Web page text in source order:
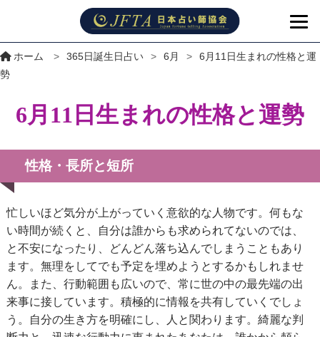
ホーム > 365日誕生日占い > 6月 >
6月11日生まれの性格と運
勢
6月11日生まれの性格と運勢
性格・長所と短所
忙しいほど気分が上がっていく意欲的な人物です。何もな
い時間が続くと、自分は誰からも求められてないのでは、
と不安になったり、どんどん落ち込んでしまうこともあり
ます。無理をしてでも予定を埋めようとするかもしれませ
ん。また、行動範囲も広いので、常に世の中の最先端の出
来事に接しています。積極的に情報を共有していくでしょ
う。自分の生き方を明確にし、人と関わります。綺麗な判